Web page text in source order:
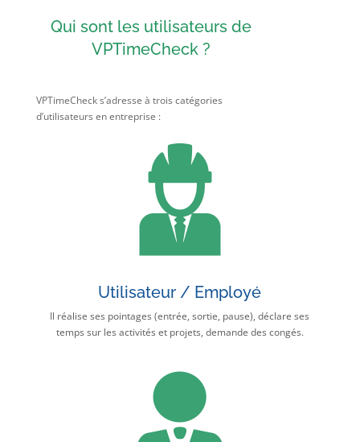
Qui sont les utilisateurs de
VPTimeCheck ?
VPTimeCheck s’adresse à trois catégories
d’utilisateurs en entreprise :
Utilisateur / Employé
Il réalise ses pointages (entrée, sortie, pause), déclare ses
temps sur les activités et projets, demande des congés.